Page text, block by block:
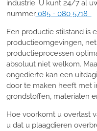
industrie. U kunt 24/7 al
nummer085 - 080 5718
Een productie stilstand is
productieomgevingen,
productieprocessen
absoluut niet welkom.
ongedierte kan een
door te maken heeft met
grondstoffen, materialen
Hoe voorkomt u overlast
u dat u plaagdieren